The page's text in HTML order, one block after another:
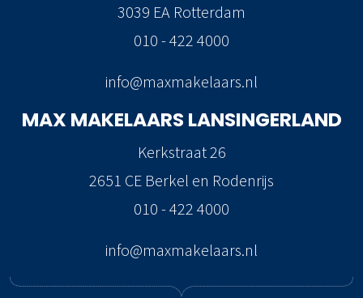
3039 EA Rotterdam
010 - 422 4000
info@maxmakelaars.nl
MAX MAKELAARS LANSINGERLAND
Kerkstraat 26
2651 CE Berkel en Rodenrijs
010 - 422 4000
info@maxmakelaars.nl